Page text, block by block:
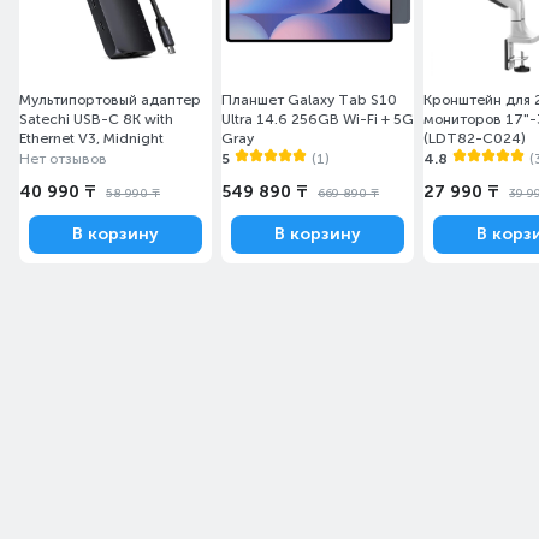
Высокая долговечность
Срок службы - 100 миллионов нажатий (обычные
металлические переключатели легко изнашиваются
Мультипортовый адаптер
Satechi USB-C 8K with
Ethernet V3, Midnight
Нет отзывов
40 990 ₸ 58 990 ₸
В корзину
Планшет Galaxy Tab S10
Ultra 14.6 256GB Wi-Fi + 5G
Gray
5
(1)
549 890 ₸ 669 890 ₸
В корзину
Кронштейн для
мониторов 17"-
(LDT82-C024)
4.8
27 990 ₸ 39
В